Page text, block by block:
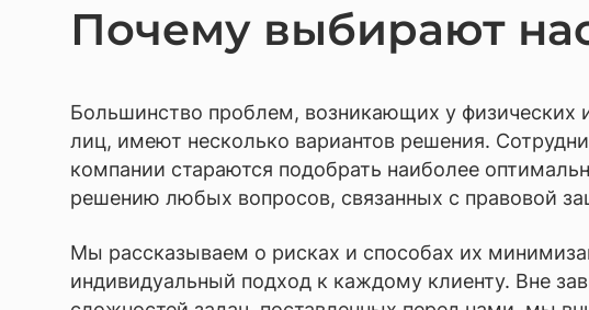
Почему выбирают
Большинство проблем, возникающих у физических
лиц, имеют несколько вариантов решения.
компании стараются подобрать наиболее
решению любых вопросов, связанных с правовой
Мы рассказываем о рисках и способах их
индивидуальный подход к каждому клиенту. Вне